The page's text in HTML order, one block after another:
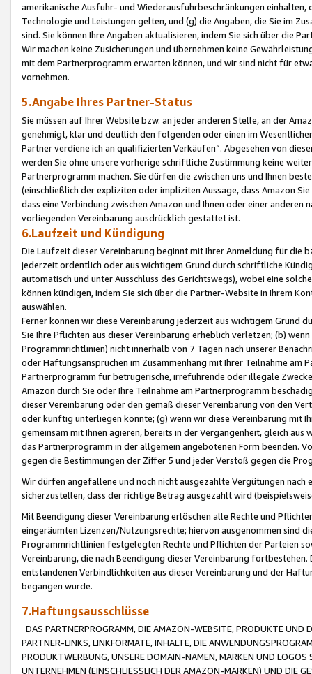
amerikanische Ausfuhr- und Wiederausfuhrbeschränkungen
Technologie und Leistungen gelten, und (g) die Angaben, die Sie im
sind. Sie können Ihre Angaben aktualisieren, indem Sie sich über die
Wir machen keine Zusicherungen und übernehmen keine
mit dem Partnerprogramm erwarten können, und wir sind nicht für
vornehmen.
5.Angabe Ihres Partner-Status
Sie müssen auf Ihrer Website bzw. an jeder anderen Stelle, an der
genehmigt, klar und deutlich den folgenden oder einen im
Partner verdiene ich an qualifizierten Verkäufen“. Abgesehen von
werden Sie ohne unsere vorherige schriftliche Zustimmung keine
Partnerprogramm machen. Sie dürfen die zwischen uns und Ihnen
(einschließlich der expliziten oder impliziten Aussage, dass Amazon
dass eine Verbindung zwischen Amazon und Ihnen oder einer
vorliegenden Vereinbarung ausdrücklich gestattet ist.
6.Laufzeit und Kündigung
Die Laufzeit dieser Vereinbarung beginnt mit Ihrer Anmeldung für die
jederzeit ordentlich oder aus wichtigem Grund durch schriftliche
automatisch und unter Ausschluss des Gerichtswegs), wobei eine
können kündigen, indem Sie sich über die Partner-Website in Ihrem
auswählen.
Ferner können wir diese Vereinbarung jederzeit aus wichtigem Grund
Sie Ihre Pflichten aus dieser Vereinbarung erheblich verletzen; (b)
Programmrichtlinien) nicht innerhalb von 7 Tagen nach unserer
oder Haftungsansprüchen im Zusammenhang mit Ihrer Teilnahme am
Partnerprogramm für betrügerische, irreführende oder illegale
Amazon durch Sie oder Ihre Teilnahme am Partnerprogramm
dieser Vereinbarung oder den gemäß dieser Vereinbarung von den
oder künftig unterliegen könnte; (g) wenn wir diese Vereinbarung mit
gemeinsam mit Ihnen agieren, bereits in der Vergangenheit, gleich
das Partnerprogramm in der allgemein angebotenen Form beenden.
gegen die Bestimmungen der Ziffer 5 und jeder Verstoß gegen die
Wir dürfen angefallene und noch nicht ausgezahlte Vergütungen
sicherzustellen, dass der richtige Betrag ausgezahlt wird
Mit Beendigung dieser Vereinbarung erlöschen alle Rechte und
eingeräumten Lizenzen/Nutzungsrechte; hiervon ausgenommen sind
Programmrichtlinien festgelegten Rechte und Pflichten der Parteien
Vereinbarung, die nach Beendigung dieser Vereinbarung
entstandenen Verbindlichkeiten aus dieser Vereinbarung und der
begangen wurde.
7.Haftungsausschlüsse
DAS PARTNERPROGRAMM, DIE AMAZON-WEBSITE, PRODUKTE UND
PARTNER-LINKS, LINKFORMATE, INHALTE, DIE
PRODUKTWERBUNG, UNSERE DOMAIN-NAMEN, MARKEN UND
UNTERNEHMEN (EINSCHLIESSLICH DER AMAZON-MARKEN) UND DIE